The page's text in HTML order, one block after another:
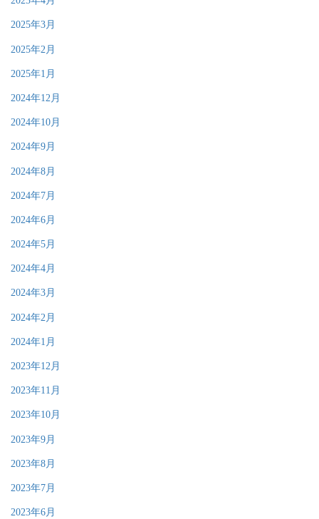
2025年3月
2025年2月
2025年1月
2024年12月
2024年10月
2024年9月
2024年8月
2024年7月
2024年6月
2024年5月
2024年4月
2024年3月
2024年2月
2024年1月
2023年12月
2023年11月
2023年10月
2023年9月
2023年8月
2023年7月
2023年6月